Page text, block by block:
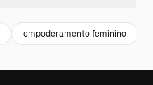
empoderamento feminino